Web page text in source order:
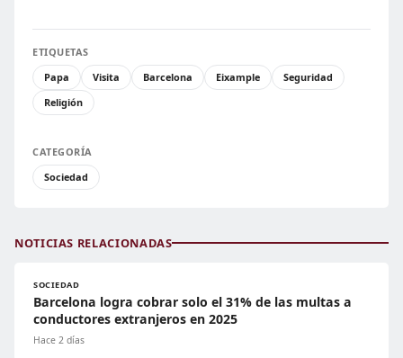
ETIQUETAS
Papa
Visita Barcelona Eixample
Seguridad
Religión
CATEGORÍA
Sociedad
NOTICIAS RELACIONADAS
SOCIEDAD
Barcelona logra cobrar solo el 31% de las multas a
conductores extranjeros en 2025
Hace 2 días